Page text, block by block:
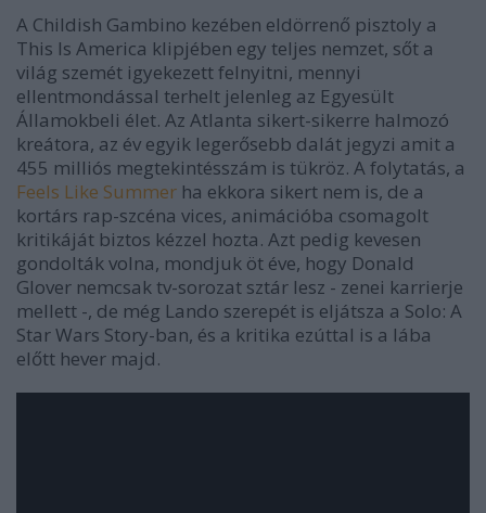
A Childish Gambino kezében eldörrenő pisztoly a
This Is America klipjében egy teljes nemzet, sőt a
világ szemét igyekezett felnyitni, mennyi
ellentmondással terhelt jelenleg az Egyesült
Államokbeli élet. Az Atlanta sikert-sikerre halmozó
kreátora, az év egyik legerősebb dalát jegyzi amit a
455 milliós megtekintésszám is tükröz. A folytatás, a
Feels Like Summer ha ekkora sikert nem is, de a
kortárs rap-szcéna vices, animációba csomagolt
kritikáját biztos kézzel hozta. Azt pedig kevesen
gondolták volna, mondjuk öt éve, hogy Donald
Glover nemcsak tv-sorozat sztár lesz - zenei karrierje
mellett -, de még Lando szerepét is eljátsza a Solo: A
Star Wars Story-ban, és a kritika ezúttal is a lába
előtt hever majd.